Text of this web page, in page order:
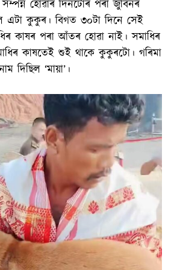
হোৱাৰ দিনটোৰ পৰা জুবিনৰ
এটা কুকুৰ। বিগত ৩০টা দিনে সেই
কাষৰ পৰা আঁতৰ হোৱা নাই। সমাধিৰ
কাষতেই শুই থাকে কুকুৰটো। গৰিমা
দিছিল ‘মায়া’।